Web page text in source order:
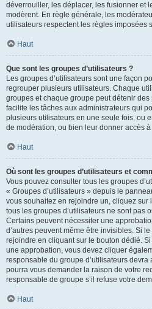
déverrouiller, les déplacer, les fusionner et
modèrent. En règle générale, les
utilisateurs respectent les règles imposées
Haut
Que sont les groupes d’utilisateurs ?
Les groupes d’utilisateurs sont une façon
regrouper plusieurs utilisateurs. Chaque
groupes et chaque groupe peut détenir
facilite les tâches aux administrateurs qui
plusieurs utilisateurs en une seule fois, ou
de modération, ou bien leur donner accès
Haut
Où sont les groupes d’utilisateurs et
Vous pouvez consulter tous les groupes
« Groupes d’utilisateurs » depuis le
vous souhaitez en rejoindre un, cliquez
tous les groupes d’utilisateurs ne sont pas
Certains peuvent nécessiter une
d’autres peuvent même être invisibles. Si
rejoindre en cliquant sur le bouton dédié.
une approbation, vous devez cliquer
responsable du groupe d’utilisateurs
pourra vous demander la raison de votre
responsable de groupe s’il refuse votre
Haut